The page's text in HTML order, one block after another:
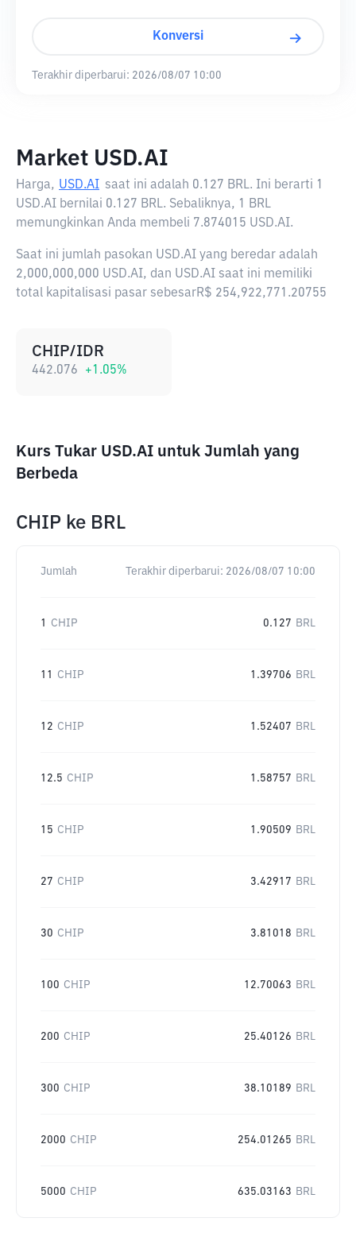
Konversi
Terakhir diperbarui: 2026/08/07 10:00
Market USD.AI
Harga, USD.AI saat ini adalah 0.127 BRL. Ini berarti 1
USD.AI bernilai 0.127 BRL. Sebaliknya, 1 BRL
memungkinkan Anda membeli 7.874015 USD.AI.
Saat ini jumlah pasokan USD.AI yang beredar adalah
2,000,000,000 USD.AI, dan USD.AI saat ini memiliki
total kapitalisasi pasar sebesarR$ 254,922,771.20755
CHIP/IDR
442.076 +1.05%
Kurs Tukar USD.AI untuk Jumlah yang
Berbeda
CHIP ke BRL
Jumlah Terakhir diperbarui: 2026/08/07 10:00
1 CHIP 0.127 BRL
11 CHIP 1.39706 BRL
12 CHIP 1.52407 BRL
12.5 CHIP 1.58757 BRL
15 CHIP 1.90509 BRL
27 CHIP 3.42917 BRL
30 CHIP 3.81018 BRL
100 CHIP 12.70063 BRL
200 CHIP 25.40126 BRL
300 CHIP 38.10189 BRL
2000 CHIP 254.01265 BRL
5000 CHIP 635.03163 BRL